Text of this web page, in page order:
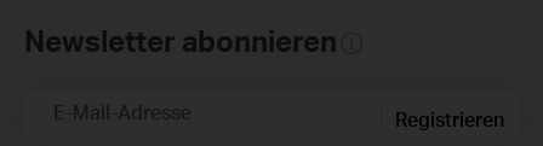
Newsletter abonnieren
E-Mail-Adresse Registrieren